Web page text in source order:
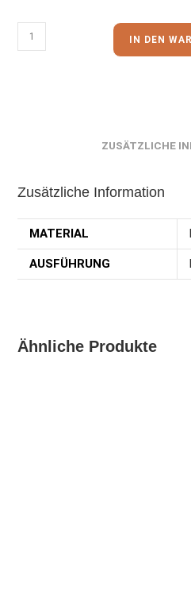
IN DEN
ZUSÄTZLICHE
Zusätzliche Information
MATERIAL
AUSFÜHRUNG
Ähnliche Produkte